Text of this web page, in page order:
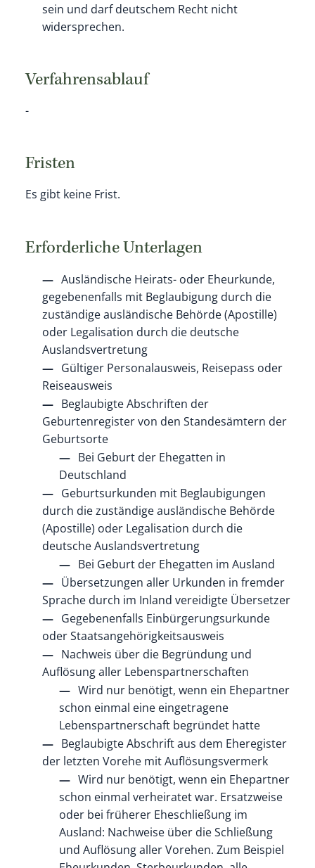
sein und darf deutschem Recht nicht
widersprechen.
Verfahrensablauf
-
Fristen
Es gibt keine Frist.
Erforderliche Unterlagen
Ausländische Heirats- oder Eheurkunde,
gegebenenfalls mit Beglaubigung durch die
zuständige ausländische Behörde (Apostille)
oder Legalisation durch die deutsche
Auslandsvertretung
Gültiger Personalausweis, Reisepass oder
Reiseausweis
Beglaubigte Abschriften der
Geburtenregister von den Standesämtern der
Geburtsorte
Bei Geburt der Ehegatten in
Deutschland
Geburtsurkunden mit Beglaubigungen
durch die zuständige ausländische Behörde
(Apostille) oder Legalisation durch die
deutsche Auslandsvertretung
Bei Geburt der Ehegatten im Ausland
Übersetzungen aller Urkunden in fremder
Sprache durch im Inland vereidigte Übersetzer
Gegebenenfalls Einbürgerungsurkunde
oder Staatsangehörigkeitsausweis
Nachweis über die Begründung und
Auflösung aller Lebenspartnerschaften
Wird nur benötigt, wenn ein Ehepartner
schon einmal eine eingetragene
Lebenspartnerschaft begründet hatte
Beglaubigte Abschrift aus dem Eheregister
der letzten Vorehe mit Auflösungsvermerk
Wird nur benötigt, wenn ein Ehepartner
schon einmal verheiratet war. Ersatzweise
oder bei früherer Eheschließung im
Ausland: Nachweise über die Schließung
und Auflösung aller Vorehen. Zum Beispiel